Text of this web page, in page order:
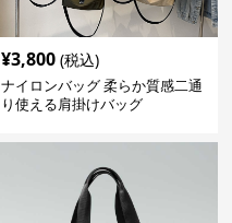
¥3,800 (税込)
ナイロンバッグ 柔らか質感二通
り使える肩掛けバッグ